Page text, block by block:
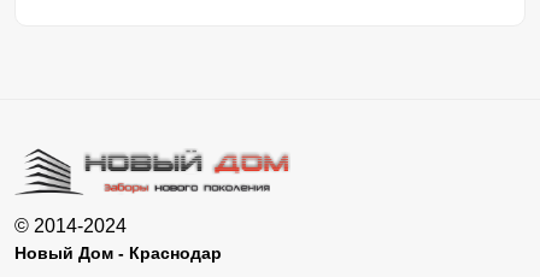
© 2014-2024
Новый Дом - Краснодар